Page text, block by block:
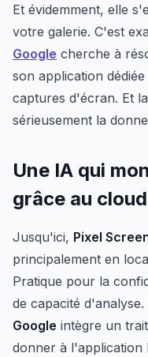
Et évidemment, elle
votre galerie. C'est
Google cherche à
son application
captures d'écran. Et
sérieusement la
Une IA qui
grâce au cloud
Jusqu'ici, Pixel
principalement en
Pratique pour la
de capacité
Google intègre un
donner à l'application